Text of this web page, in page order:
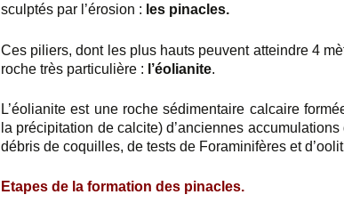
sculptés par l’érosion : les pinacles.
Ces piliers, dont les plus hauts peuvent atteindre 4
roche très particulière : l’éolianite.
L’éolianite est une roche sédimentaire calcaire
la précipitation de calcite) d’anciennes
débris de coquilles, de tests de Foraminifères et
Etapes de la formation des pinacles.